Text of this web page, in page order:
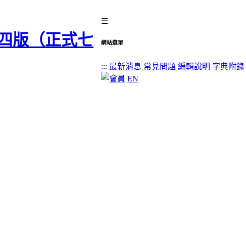
☰
網站選單
::: 最新消息 常見問題 編輯說明 字典附錄
EN